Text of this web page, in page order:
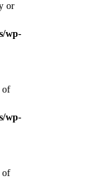
or
wp-
of
wp-
of